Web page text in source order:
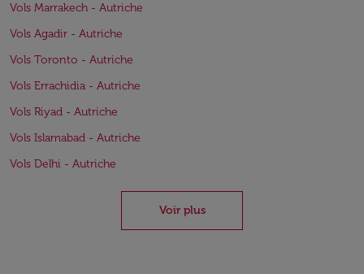
Vols Marrakech - Autriche
Vols Agadir - Autriche
Vols Toronto - Autriche
Vols Errachidia - Autriche
Vols Riyad - Autriche
Vols Islamabad - Autriche
Vols Delhi - Autriche
Voir plus